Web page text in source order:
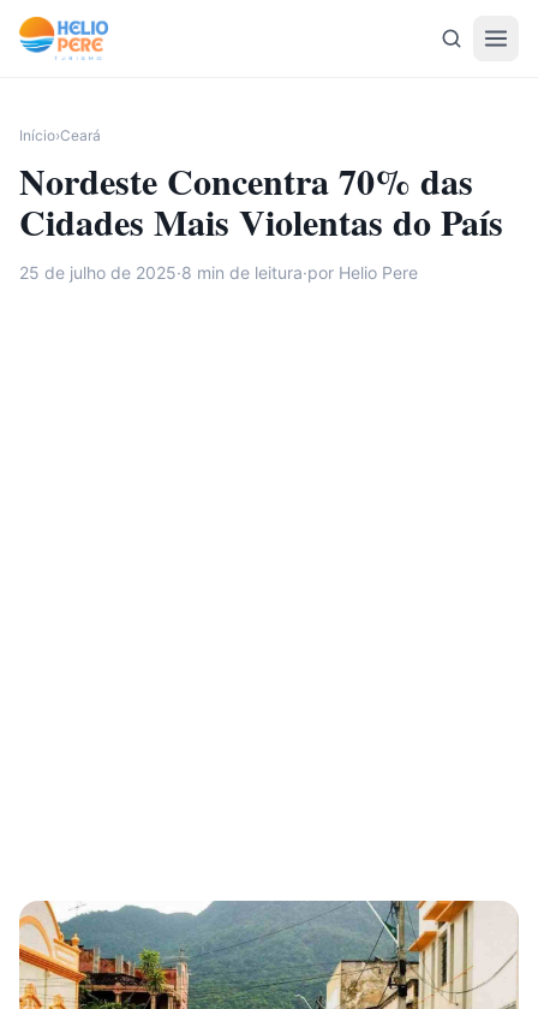
Pular para o conteúdo
Início›Ceará
Nordeste Concentra 70% das
Cidades Mais Violentas do País
25 de julho de 2025·8 min de leitura·por Helio Pere